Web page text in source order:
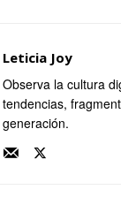
Leticia Joy
Observa la cultura
tendencias,
generación.